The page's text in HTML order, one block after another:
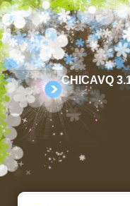
CHICAVQ